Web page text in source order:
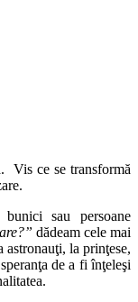
Vis ce se transformă
sau persoane
dădeam cele mai
astronauţi, la prinţese,
de a fi înţeleşi